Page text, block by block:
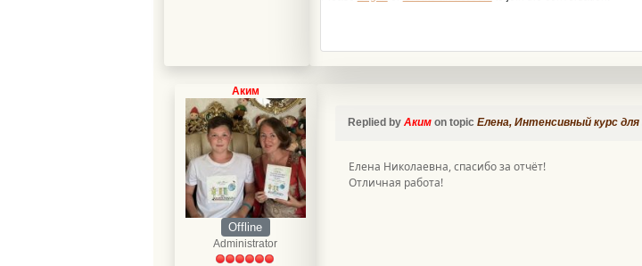
Аким
Offline
Administrator
Replied by Акимon topic Елена, Интенсивный курс
Елена Николаевна, спасибо за отчёт!
Отличная работа!